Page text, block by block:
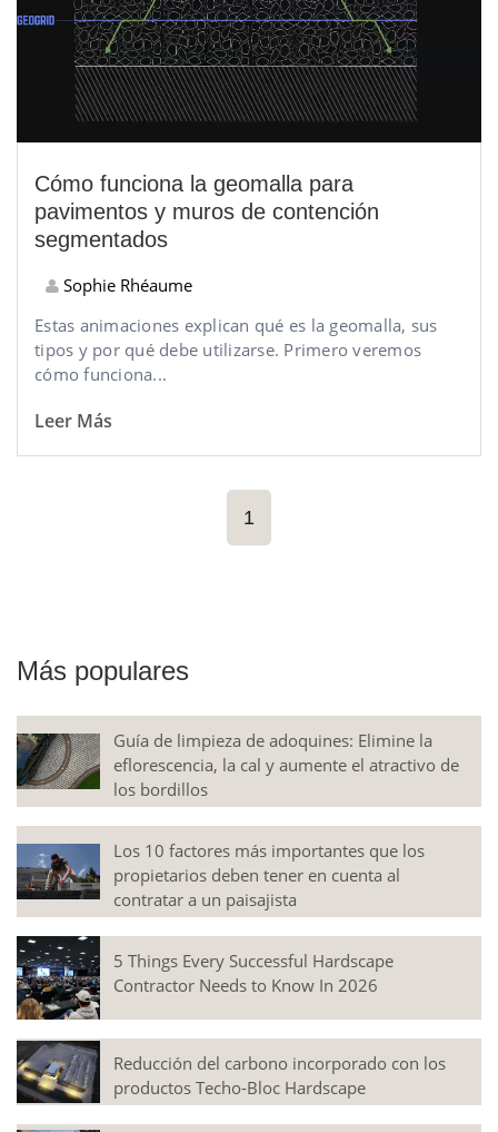
Cómo funciona la geomalla para
pavimentos y muros de contención
segmentados
Sophie Rhéaume
Estas animaciones explican qué es la geomalla, sus
tipos y por qué debe utilizarse. Primero veremos
cómo funciona...
Leer Más
1
Más populares
Guía de limpieza de adoquines: Elimine la
eflorescencia, la cal y aumente el atractivo de
los bordillos
Los 10 factores más importantes que los
propietarios deben tener en cuenta al
contratar a un paisajista
5 Things Every Successful Hardscape
Contractor Needs to Know In 2026
Reducción del carbono incorporado con los
productos Techo-Bloc Hardscape